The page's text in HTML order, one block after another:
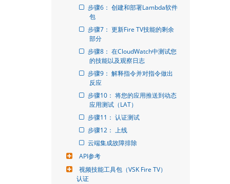
步骤6： 创建和部署Lambda软件
包
步骤7： 更新Fire TV技能的剩余
部分
步骤8： 在CloudWatch中测试您
的技能以及观察日志
步骤9： 解释指令并对指令做出
反应
步骤10： 将您的应用推送到动态
应用测试（LAT）
步骤11： 认证测试
步骤12： 上线
云端集成故障排除
API参考
视频技能工具包（VSK Fire TV）
认证